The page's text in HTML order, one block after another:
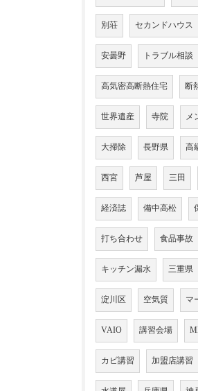
別荘 セカンドハウス
安曇野 トラブル相談
高気密高断熱住宅 断
世界遺産 寺院 メ
大掃除 長野県 高
西宮 芦屋 三田
経済誌 備中高松
打ち合わせ 食品事故
キッチン漏水 三重県
淀川区 空気質 マ
VAIO 講習会場
カビ講習 加盟店講習